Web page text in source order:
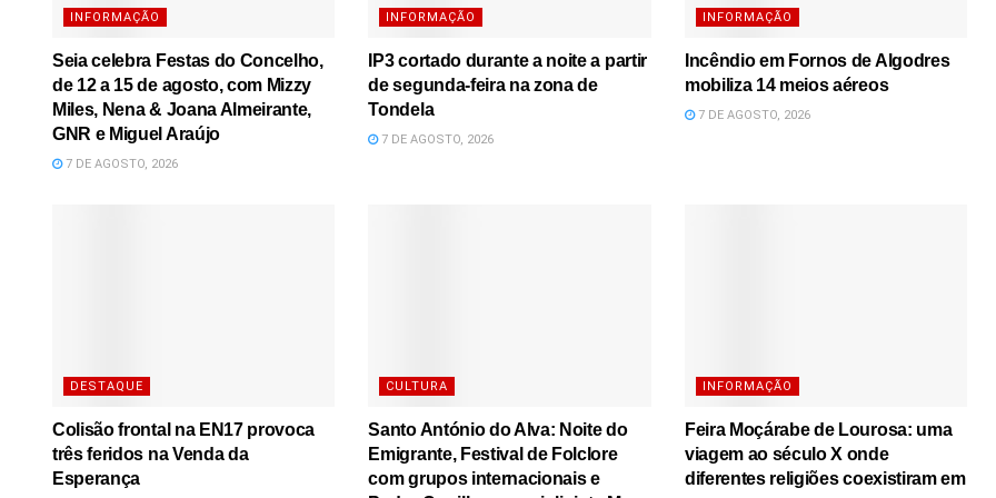
INFORMAÇÃO
Seia celebra Festas do Concelho,
de 12 a 15 de agosto, com Mizzy
Miles, Nena & Joana Almeirante,
GNR e Miguel Araújo
7 DE AGOSTO, 2026
INFORMAÇÃO
IP3 cortado durante a noite a partir
de segunda-feira na zona de
Tondela
7 DE AGOSTO, 2026
INFORMAÇÃO
Incêndio em Fornos de Algodres
mobiliza 14 meios aéreos
7 DE AGOSTO, 2026
DESTAQUE
Colisão frontal na EN17 provoca
três feridos na Venda da
Esperança
CULTURA
Santo António do Alva: Noite do
Emigrante, Festival de Folclore
com grupos internacionais e
INFORMAÇÃO
Feira Moçárabe de Lourosa: uma
viagem ao século X onde
diferentes religiões coexistiram em